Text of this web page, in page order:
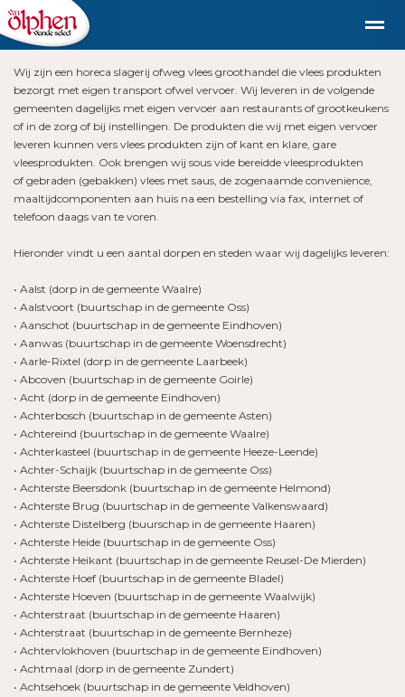
Geschiedenis duurzaam diervriendelijk vlees uit de
Shop Nieuws Bellen E-mail
Wij zijn een horeca slagerij ofweg vlees groothandel die vlees produkten
bezorgt met eigen transport ofwel vervoer. Wij leveren in de volgende
gemeenten dagelijks met eigen vervoer aan restaurants of grootkeukens
of in de zorg of bij instellingen. De produkten die wij met eigen vervoer
leveren kunnen vers vlees produkten zijn of kant en klare, gare
vleesprodukten. Ook brengen wij sous vide bereidde vleesprodukten
of gebraden (gebakken) vlees met saus, de zogenaamde convenience,
maaltijdcomponenten aan huis na een bestelling via fax, internet of
telefoon daags van te voren.
Hieronder vindt u een aantal dorpen en steden waar wij dagelijks leveren:
• Aalst (dorp in de gemeente Waalre)
• Aalstvoort (buurtschap in de gemeente Oss)
• Aanschot (buurtschap in de gemeente Eindhoven)
• Aanwas (buurtschap in de gemeente Woensdrecht)
• Aarle-Rixtel (dorp in de gemeente Laarbeek)
• Abcoven (buurtschap in de gemeente Goirle)
• Acht (dorp in de gemeente Eindhoven)
• Achterbosch (buurtschap in de gemeente Asten)
• Achtereind (buurtschap in de gemeente Waalre)
• Achterkasteel (buurtschap in de gemeente Heeze-Leende)
• Achter-Schaijk (buurtschap in de gemeente Oss)
• Achterste Beersdonk (buurtschap in de gemeente Helmond)
• Achterste Brug (buurtschap in de gemeente Valkenswaard)
• Achterste Distelberg (buurschap in de gemeente Haaren)
• Achterste Heide (buurtschap in de gemeente Oss)
• Achterste Heikant (buurtschap in de gemeente Reusel-De Mierden)
• Achterste Hoef (buurtschap in de gemeente Bladel)
• Achterste Hoeven (buurtschap in de gemeente Waalwijk)
• Achterstraat (buurtschap in de gemeente Haaren)
• Achterstraat (buurtschap in de gemeente Bernheze)
• Achtervlokhoven (buurtschap in de gemeente Eindhoven)
• Achtmaal (dorp in de gemeente Zundert)
• Achtsehoek (buurtschap in de gemeente Veldhoven)